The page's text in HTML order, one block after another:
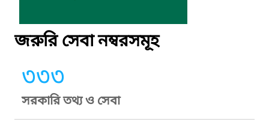
জরুরি সেবা নম্বরসমূহ
৩৩৩
সরকারি তথ্য ও সেবা